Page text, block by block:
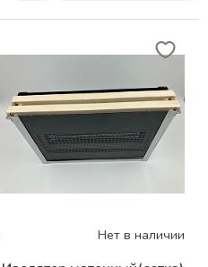
Нет в наличии